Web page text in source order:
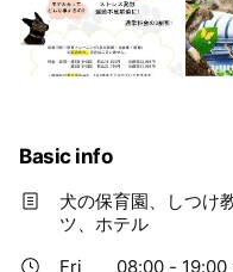
Basic info
犬の保育園、しつけ
ツ、ホテル
Fri
08:00 - 19:00